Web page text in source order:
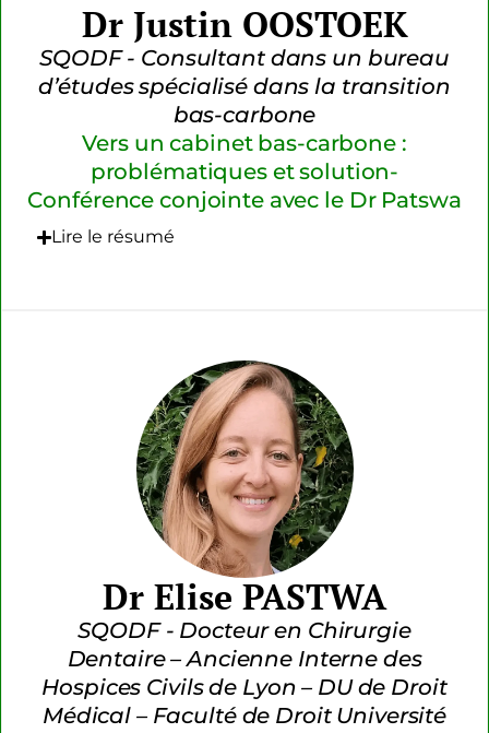
Dr Justin OOSTOEK
SQODF - Consultant dans un bureau
d’études spécialisé dans la transition
bas-carbone
Vers un cabinet bas-carbone :
problématiques et solution-
Conférence conjointe avec le Dr Patswa
Lire le résumé
Dr Elise PASTWA
SQODF - Docteur en Chirurgie
Dentaire – Ancienne Interne des
Hospices Civils de Lyon – DU de Droit
Médical – Faculté de Droit Université